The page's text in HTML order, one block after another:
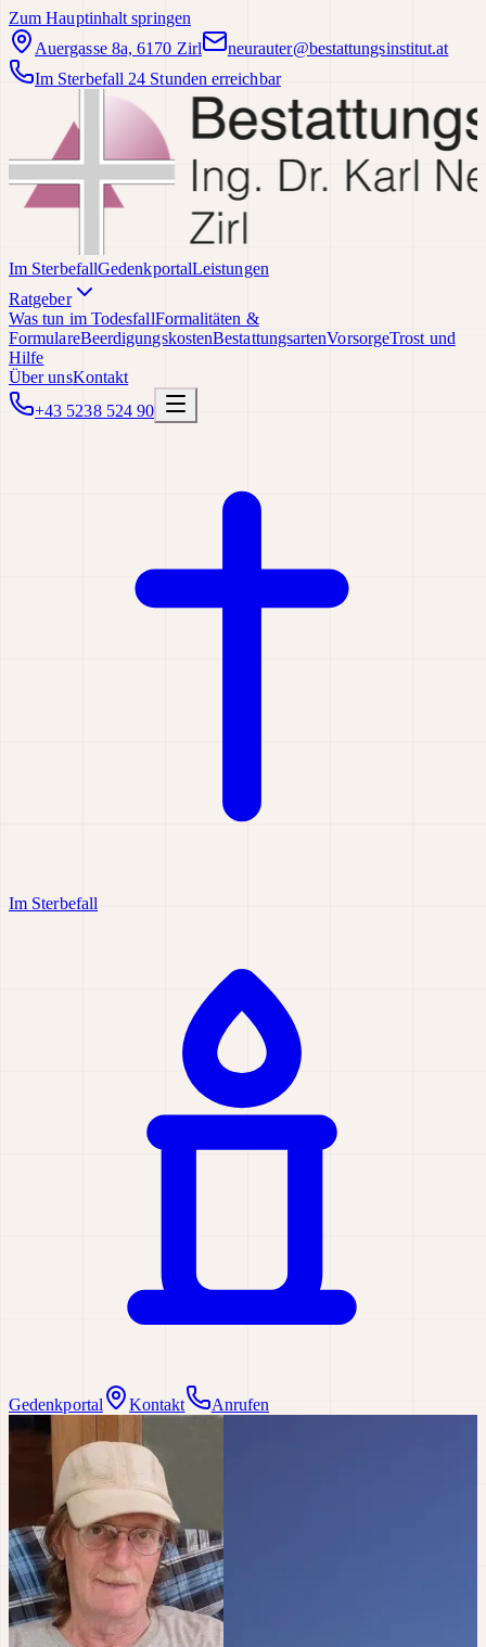
Zum Hauptinhalt springen
Auergasse 8a, 6170 Zirl
neurauter@bestattungsinstitut.at
Im Sterbefall 24 Stunden erreichbar
Im SterbefallGedenkportalLeistungen
Ratgeber
Was tun im TodesfallFormalitäten &
FormulareBeerdigungskostenBestattungsartenVorsorgeTrost und
Hilfe
Über unsKontakt
+43 5238 524 90
Im Sterbefall
Gedenkportal Kontakt Anrufen